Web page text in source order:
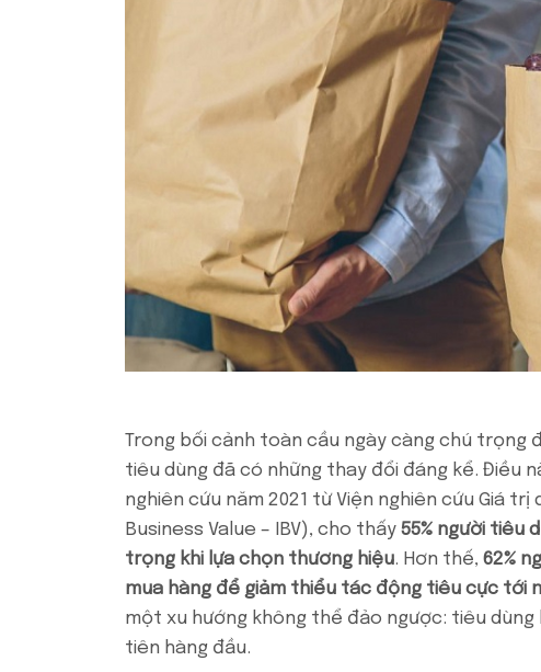
Trong bối cảnh toàn cầu ngày càng chú trọng
tiêu dùng đã có những thay đổi đáng kể. Điều
nghiên cứu năm 2021 từ Viện nghiên cứu Giá
Business Value – IBV), cho thấy 55% người tiêu
trọng khi lựa chọn thương hiệu. Hơn thế, 62%
mua hàng để giảm thiểu tác động tiêu cực tới
một xu hướng không thể đảo ngược: tiêu dùng
tiên hàng đầu.